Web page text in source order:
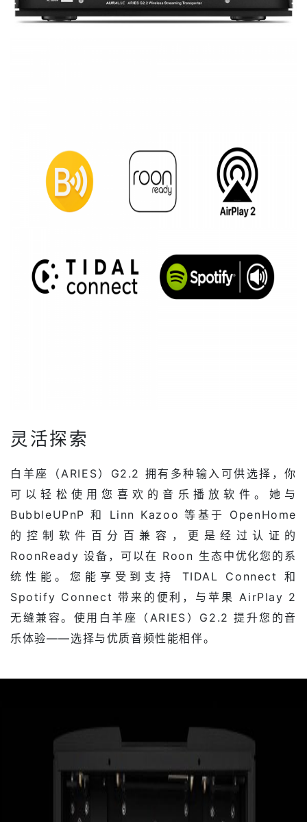
灵活探索
白羊座（ARIES）G2.2 拥有多种输入可供选择，你
可以轻松使用您喜欢的音乐播放软件。她与
BubbleUPnP 和 Linn Kazoo 等基于 OpenHome
的控制软件百分百兼容，更是经过认证的
RoonReady 设备，可以在 Roon 生态中优化您的系
统性能。您能享受到支持 TIDAL Connect 和
Spotify Connect 带来的便利，与苹果 AirPlay 2
无缝兼容。使用白羊座（ARIES）G2.2 提升您的音
乐体验——选择与优质音频性能相伴。